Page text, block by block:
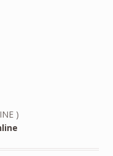
)